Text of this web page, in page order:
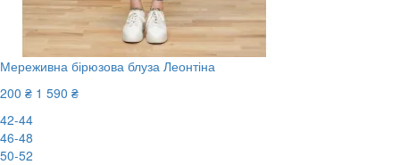
Мереживна бірюзова блуза Леонтіна
200 ₴ 1 590 ₴
42-44
46-48
50-52